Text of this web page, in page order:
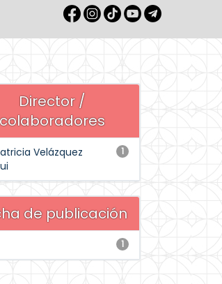
Director /
colaboradores
1
Velázquez
de publicación
1